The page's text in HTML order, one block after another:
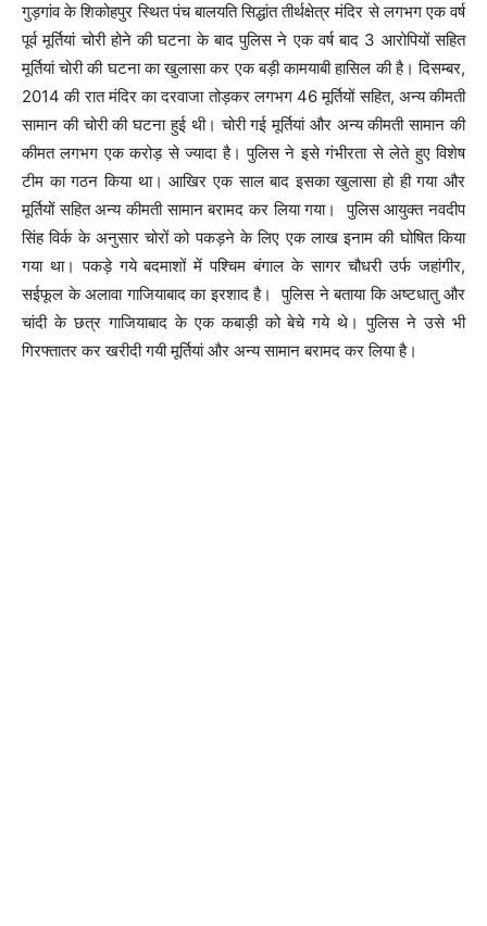
गुड़गांव के शिकोहपुर स्थित पंच बालयति सिद्धांत तीर्थक्षेत्र मंदिर से लगभग एक वर्ष
पूर्व मूर्तियां चोरी होने की घटना के बाद पुलिस ने एक वर्ष बाद 3 आरोपियों सहित
मूर्तियां चोरी की घटना का खुलासा कर एक बड़ी कामयाबी हासिल की है। दिसम्बर,
2014 की रात मंदिर का दरवाजा तोड़कर लगभग 46 मूर्तियों सहित, अन्य कीमती
सामान की चोरी की घटना हुई थी। चोरी गई मूर्तियां और अन्य कीमती सामान की
कीमत लगभग एक करोड़ से ज्यादा है। पुलिस ने इसे गंभीरता से लेते हुए विशेष
टीम का गठन किया था। आखिर एक साल बाद इसका खुलासा हो ही गया और
मूर्तियों सहित अन्य कीमती सामान बरामद कर लिया गया। पुलिस आयुक्त नवदीप
सिंह विर्क के अनुसार चोरों को पकड़ने के लिए एक लाख इनाम की घोषित किया
गया था। पकड़े गये बदमाशों में पश्चिम बंगाल के सागर चौधरी उर्फ जहांगीर,
सईफूल के अलावा गाजियाबाद का इरशाद है। पुलिस ने बताया कि अष्टधातु और
चांदी के छत्र गाजियाबाद के एक कबाड़ी को बेचे गये थे। पुलिस ने उसे भी
गिरफ्तातर कर खरीदी गयी मूर्तियां और अन्य सामान बरामद कर लिया है।